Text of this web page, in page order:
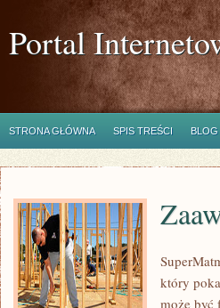
Portal
STRONA GŁÓWNA SPIS TREŚCI
który
może być